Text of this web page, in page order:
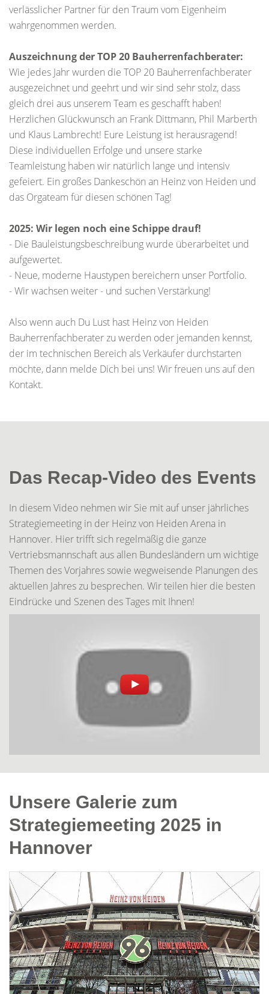
verlässlicher Partner für den Traum vom Eigenheim
wahrgenommen werden.
Auszeichnung der TOP 20 Bauherrenfachberater:
Wie jedes Jahr wurden die TOP 20 Bauherrenfachberater
ausgezeichnet und geehrt und wir sind sehr stolz, dass
gleich drei aus unserem Team es geschafft haben!
Herzlichen Glückwunsch an Frank Dittmann, Phil Marberth
und Klaus Lambrecht! Eure Leistung ist herausragend!
Diese individuellen Erfolge und unsere starke
Teamleistung haben wir natürlich lange und intensiv
gefeiert. Ein großes Dankeschön an Heinz von Heiden und
das Orgateam für diesen schönen Tag!
2025: Wir legen noch eine Schippe drauf!
- Die Bauleistungsbeschreibung wurde überarbeitet und
aufgewertet.
- Neue, moderne Haustypen bereichern unser Portfolio.
- Wir wachsen weiter - und suchen Verstärkung!
Also wenn auch Du Lust hast Heinz von Heiden
Bauherrenfachberater zu werden oder jemanden kennst,
der im technischen Bereich als Verkäufer durchstarten
möchte, dann melde Dich bei uns! Wir freuen uns auf den
Kontakt.
Das Recap-Video des Events
In diesem Video nehmen wir Sie mit auf unser jährliches
Strategiemeeting in der Heinz von Heiden Arena in
Hannover. Hier trifft sich regelmäßig die ganze
Vertriebsmannschaft aus allen Bundesländern um wichtige
Themen des Vorjahres sowie wegweisende Planungen des
aktuellen Jahres zu besprechen. Wir teilen hier die besten
Eindrücke und Szenen des Tages mit Ihnen!
Unsere Galerie zum
Strategiemeeting 2025 in
Hannover